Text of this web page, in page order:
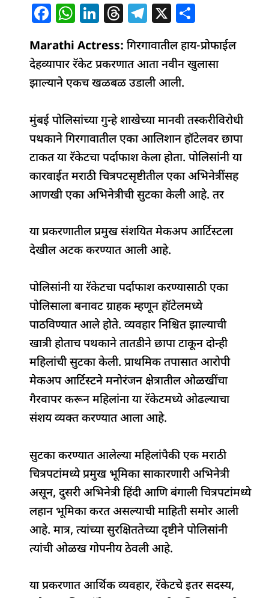
F
c
e
b
o
o
k
W
at
s
A
p
p
Li
k
e
dI
T
h
re
a
d
T
e
g
ra
X
h
ar
e
Marathi Actress:गिरगावातील हाय-प्रोफाईल
देहव्यापार रॅकेट प्रकरणात आता नवीन खुलासा
झाल्याने एकच खळबळ उडाली आली.
मुंबई पोलिसांच्या गुन्हे शाखेच्या मानवी तस्करीविरोधी
पथकाने गिरगावातील एका आलिशान हॉटेलवर छापा
टाकत या रॅकेटचा पर्दाफाश केला होता. पोलिसांनी या
कारवाईत मराठी चित्रपटसृष्टीतील एका अभिनेत्रींसह
आणखी एका अभिनेत्रीची सुटका केली आहे. तर
या प्रकरणातील प्रमुख संशयित मेकअप आर्टिस्टला
देखील अटक करण्यात आली आहे.
पोलिसांनी या रॅकेटचा पर्दाफाश करण्यासाठी एका
पोलिसाला बनावट ग्राहक म्हणून हॉटेलमध्ये
पाठविण्यात आले होते. व्यवहार निश्चित झाल्याची
खात्री होताच पथकाने तातडीने छापा टाकून दोन्ही
महिलांची सुटका केली. प्राथमिक तपासात आरोपी
मेकअप आर्टिस्टने मनोरंजन क्षेत्रातील ओळखींचा
गैरवापर करून महिलांना या रॅकेटमध्ये ओढल्याचा
संशय व्यक्त करण्यात आला आहे.
सुटका करण्यात आलेल्या महिलांपैकी एक मराठी
चित्रपटांमध्ये प्रमुख भूमिका साकारणारी अभिनेत्री
असून, दुसरी अभिनेत्री हिंदी आणि बंगाली चित्रपटांमध्ये
लहान भूमिका करत असल्याची माहिती समोर आली
आहे. मात्र, त्यांच्या सुरक्षिततेच्या दृष्टीने पोलिसांनी
त्यांची ओळख गोपनीय ठेवली आहे.
या प्रकरणात आर्थिक व्यवहार, रॅकेटचे इतर सदस्य,